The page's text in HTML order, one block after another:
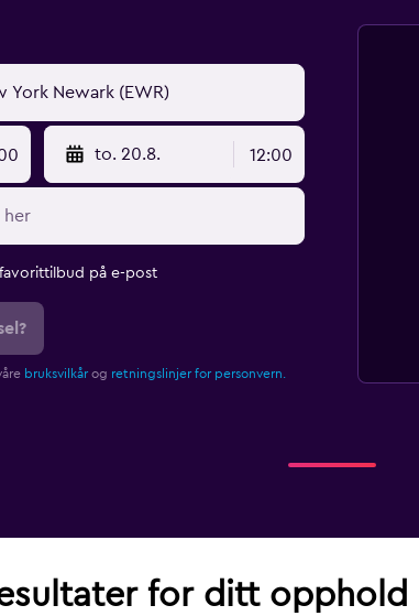
to. 20.8. 12:00
på e-post
bruksvilkårog retningslinjer for personvern.
for ditt opphold